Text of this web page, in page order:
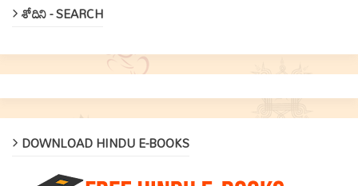
శోదిని - SEARCH
DOWNLOAD HINDU E-BOOKS